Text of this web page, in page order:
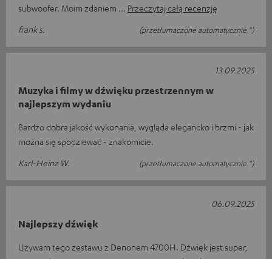
subwoofer. Moim zdaniem
Przeczytaj całą recenzję
frank s.
(przetłumaczone automatycznie *)
Muzyka i filmy w dźwięku przestrzennym w
najlepszym wydaniu
Bardzo dobra jakość wykonania, wygląda elegancko i brzmi - jak
można się spodziewać - znakomicie.
Karl-Heinz W.
(przetłumaczone automatycznie *)
13.09.2025
Najlepszy dźwięk
Używam tego zestawu z Denonem 4700H. Dźwięk jest super,
06.09.2025